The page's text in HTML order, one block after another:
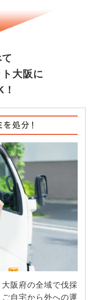
大阪に
処分！
阪府の全域で伐採
自宅から外への運